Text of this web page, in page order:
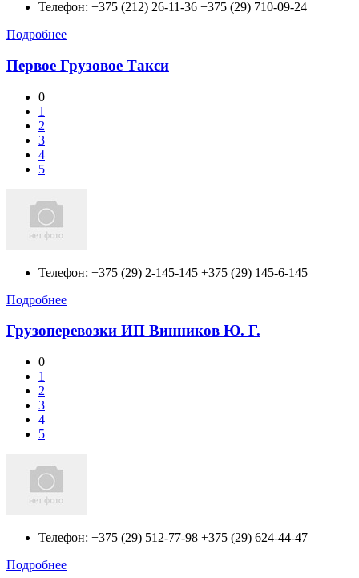
Телефон: +375 (212) 26-11-36 +375 (29) 710-09-24
Подробнее
Первое Грузовое Такси
0
1
2
3
4
5
Телефон: +375 (29) 2-145-145 +375 (29) 145-6-145
Подробнее
Грузоперевозки ИП Винников Ю. Г.
0
1
2
3
4
5
Телефон: +375 (29) 512-77-98 +375 (29) 624-44-47
Подробнее